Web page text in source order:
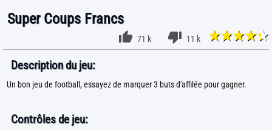
Super Coups Francs
71 k 11 k
Description du jeu:
Un bon jeu de football, essayez de marquer 3 buts d'affilée pour gagner.
Contrôles de jeu: